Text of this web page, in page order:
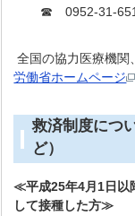
☎ 0952-31-
全国の協力医療機
労働省ホームページ
救済制度につ
ど）
≪平成25年4月1日以
して接種した方≫